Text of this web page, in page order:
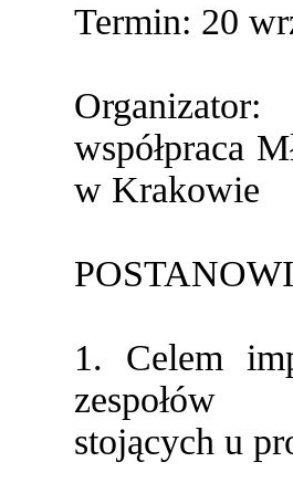
Termin: 20
współpraca
w Krakowie
1. Celem
zespołów
stojących u